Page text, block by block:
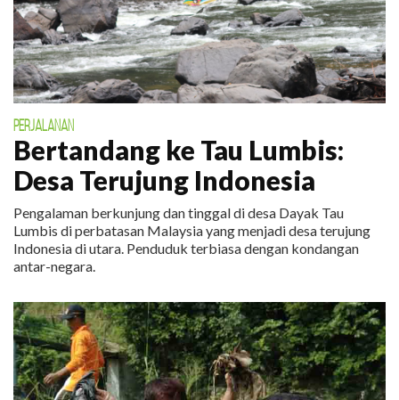
PERJALANAN
Bertandang ke Tau Lumbis:
Desa Terujung Indonesia
Pengalaman berkunjung dan tinggal di desa Dayak Tau
Lumbis di perbatasan Malaysia yang menjadi desa terujung
Indonesia di utara. Penduduk terbiasa dengan kondangan
antar-negara.